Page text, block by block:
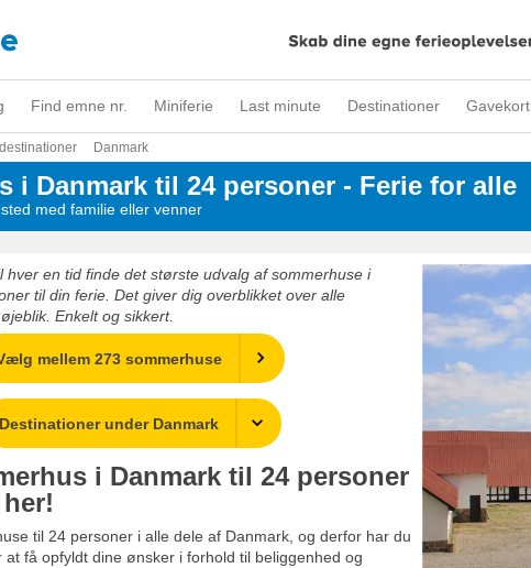
Find emne nr. Miniferie Last minute Destinationer Gavekort
Danmark
i Danmark til 24 personer - Ferie for alle
med familie eller venner
hver en tid finde det største udvalg af sommerhuse i
til din ferie. Det giver dig overblikket over alle
Enkelt og sikkert.
mellem 273 sommerhuse
Destinationer under Danmark
i Danmark til 24 personer
til 24 personer i alle dele af Danmark, og derfor har du
få opfyldt dine ønsker i forhold til beliggenhed og